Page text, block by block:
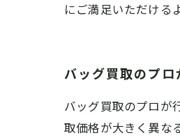
にご満足いただける
バッグ買取のプロ
バッグ買取のプロが
取価格が大きく異な